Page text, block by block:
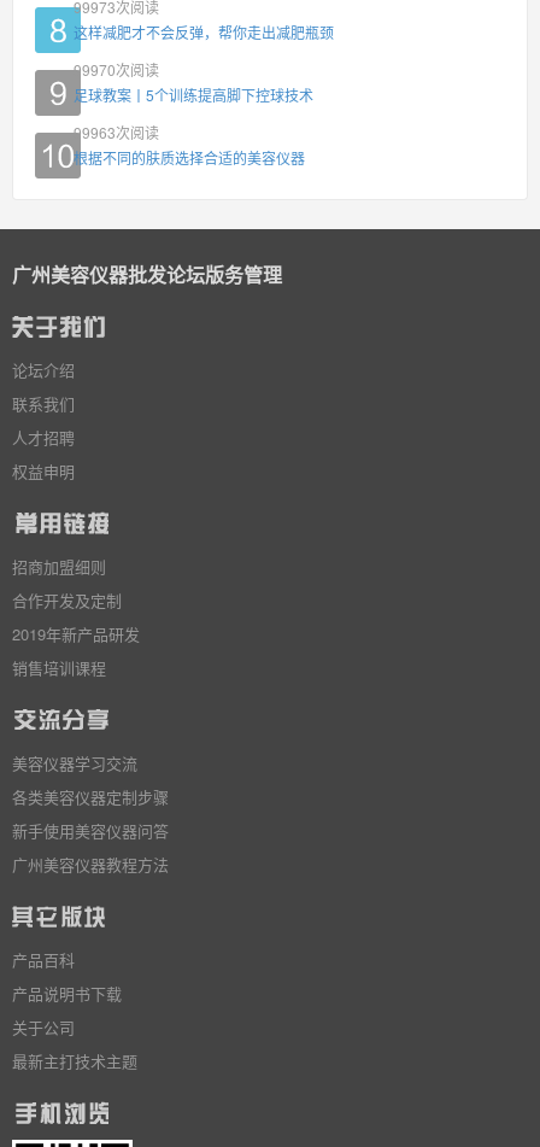
99973次阅读
这样减肥才不会反弹，帮你走出减肥瓶颈
99970次阅读
足球教案丨5个训练提高脚下控球技术
99963次阅读
根据不同的肤质选择合适的美容仪器
广州美容仪器批发论坛版务管理
论坛介绍
联系我们
人才招聘
权益申明
招商加盟细则
合作开发及定制
2019年新产品研发
销售培训课程
美容仪器学习交流
各类美容仪器定制步骤
新手使用美容仪器问答
广州美容仪器教程方法
产品百科
产品说明书下载
关于公司
最新主打技术主题